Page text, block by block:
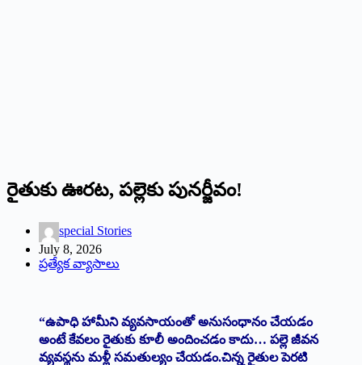
రైతుకు ఊరట, పల్లెకు పునర్జీవం!
special Stories
July 8, 2026
ప్రత్యేక వ్యాసాలు
“ఉపాధి హామీని వ్యవసాయంతో అనుసంధానం చేయడం
అంటే కేవలం రైతుకు కూలీ అందించడం కాదు… పల్లె జీవన
వ్యవస్థను మళ్లీ సమతుల్యం చేయడం.చిన్న రైతుల పెరటి